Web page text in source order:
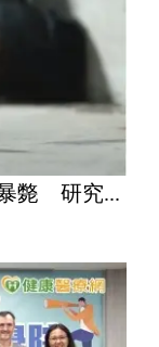
斃 研究...